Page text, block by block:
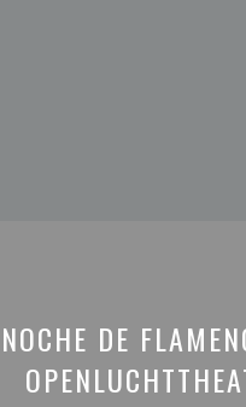
NOCHE DE